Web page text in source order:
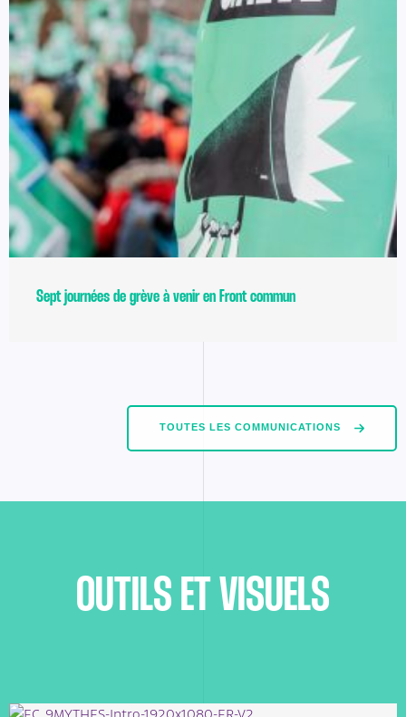
Sept journées de grève à venir en Front commun
TOUTES LES COMMUNICATIONS
OUTILS ET VISUELS